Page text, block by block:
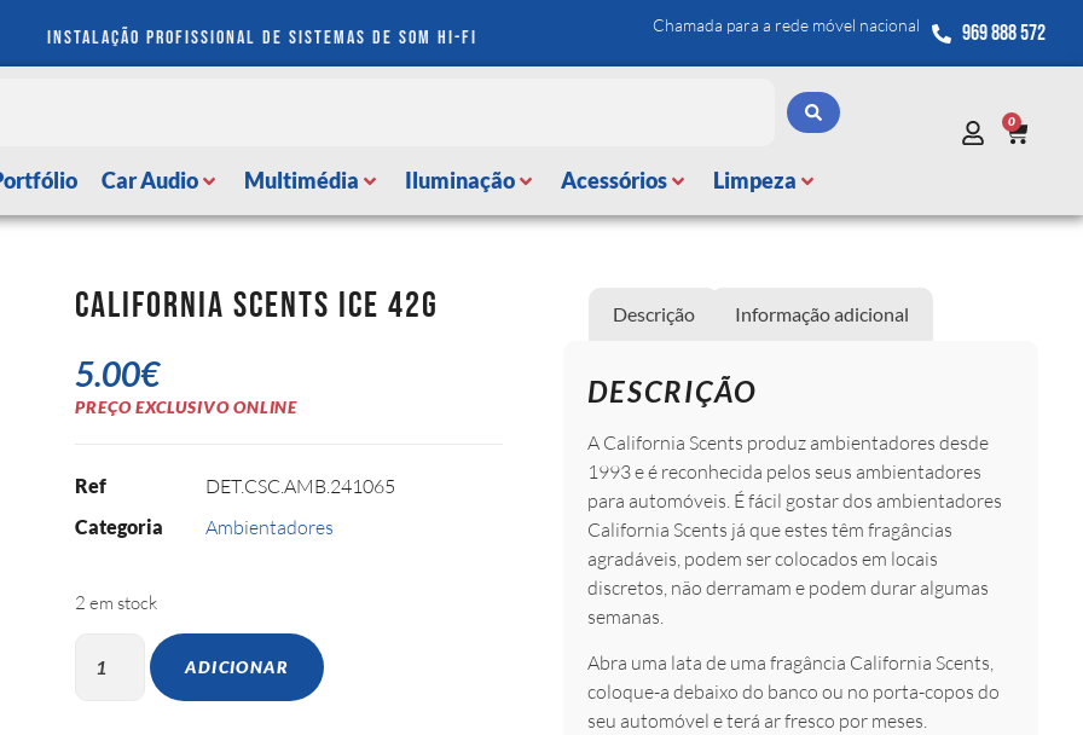
instalação profissional de sistemas de som hi-fi
Chamada para a rede móvel nacional 969 888 572
Car Audio Multimédia Iluminação Acessórios Limpeza
0
California Scents Ice 42g
5.00€
PREÇO EXCLUSIVO ONLINE
Ref DET.CSC.AMB.241065
Categoria Ambientadores
2 em stock
ADICIONAR
Descrição Informação adicional
DESCRIÇÃO
A California Scents produz ambientadores desde
1993 e é reconhecida pelos seus ambientadores
para automóveis. É fácil gostar dos ambientadores
California Scents já que estes têm fragâncias
agradáveis, podem ser colocados em locais
discretos, não derramam e podem durar algumas
semanas.
Abra uma lata de uma fragância California Scents,
coloque-a debaixo do banco ou no porta-copos do
seu automóvel e terá ar fresco por meses.